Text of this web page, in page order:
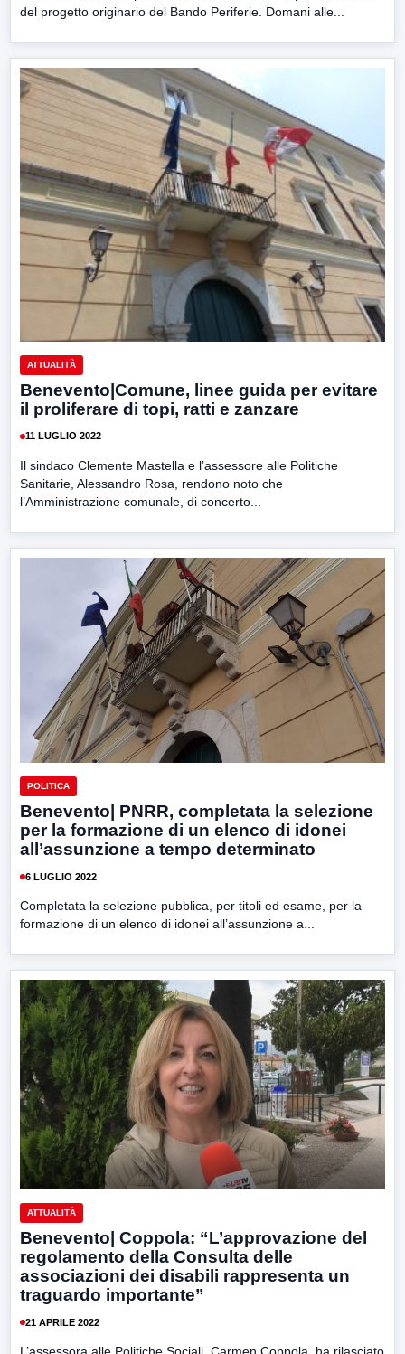
del progetto originario del Bando Periferie. Domani alle...
ATTUALITÀ
Benevento|Comune, linee guida per evitare
il proliferare di topi, ratti e zanzare
11 LUGLIO 2022
Il sindaco Clemente Mastella e l’assessore alle Politiche
Sanitarie, Alessandro Rosa, rendono noto che
l’Amministrazione comunale, di concerto...
POLITICA
Benevento| PNRR, completata la selezione
per la formazione di un elenco di idonei
all’assunzione a tempo determinato
6 LUGLIO 2022
Completata la selezione pubblica, per titoli ed esame, per la
formazione di un elenco di idonei all’assunzione a...
ATTUALITÀ
Benevento| Coppola: “L’approvazione del
regolamento della Consulta delle
associazioni dei disabili rappresenta un
traguardo importante”
21 APRILE 2022